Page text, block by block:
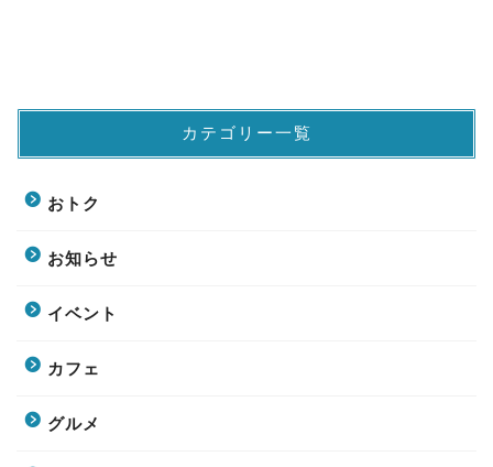
カテゴリー一覧
おトク
お知らせ
イベント
カフェ
グルメ